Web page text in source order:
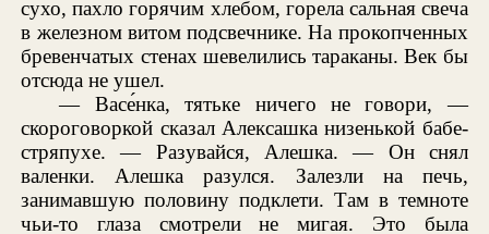
сухо, пахло горячим хлебом, горела сальная свеча
в железном витом подсвечнике. На прокопченных
бревенчатых стенах шевелились тараканы. Век бы
отсюда не ушел.
— Васе́нка, тятьке ничего не говори, —
скороговоркой сказал Алексашка низенькой бабе-
стряпухе. — Разувайся, Алешка. — Он снял
валенки. Алешка разулся. Залезли на печь,
занимавшую половину подклети. Там в темноте
чьи-то глаза смотрели не мигая. Это была